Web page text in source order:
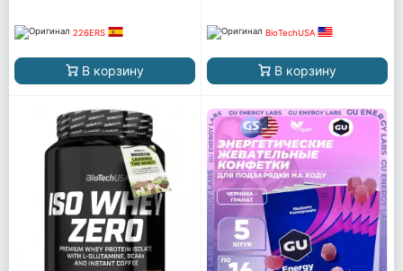
226ERS
В корзину
BioTechUSA
В корзину